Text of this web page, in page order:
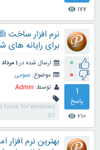
177
visibility
0
0
1
پاسخ
210
visibility
برای رایانه
ارسال شده در1 مرداد 1402
موضوع: عمومی
توسط: Admin
tools for windows
pc